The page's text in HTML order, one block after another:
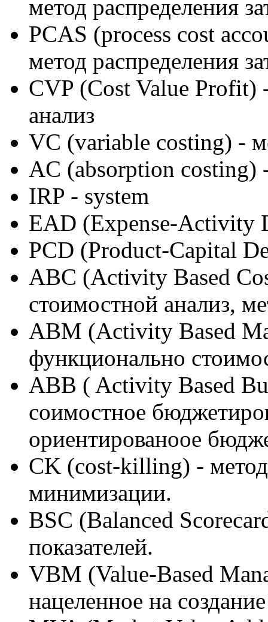
метод распределения
PCAS (process cost
метод распределения
CVP (Cost Value Profit)
анализ
VC (variable costing) -
AC (absorption costing)
IRP - system
EAD (Expense-Activity
PCD (Product-Capital
ABC (Activity Based
стоимостной анализ,
ABM (Activity Based
функционально
ABB ( Activity Based
соимостное
ориентированоое
CK (cost-killing) - метод
минимизации.
BSC (Balanced
показателей.
VBM (Value-Based
нацеленное на